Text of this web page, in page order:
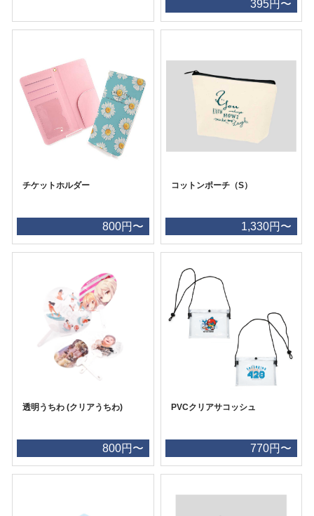
395円〜
チケットホルダー
800円〜
コットンポーチ（S）
1,330円〜
透明うちわ (クリアうちわ)
800円〜
PVCクリアサコッシュ
770円〜